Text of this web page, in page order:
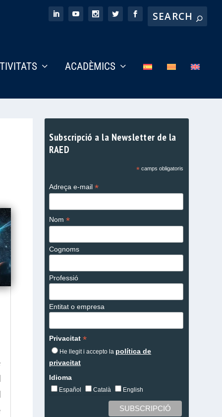
ACADÈMICS
Subscripció a la Newsletter de la
RAED
*camps obligatoris
Adreça e-mail*
Nom*
Cognoms
Professió
Entitat o empresa
Privacitat*
He llegit i accepto la política de
privacitat
Idioma
Español Català English